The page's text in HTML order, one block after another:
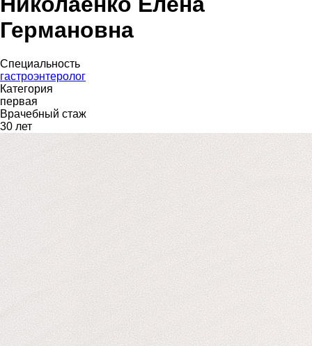
Германовна
Специальность
гастроэнтеролог
Категория
первая
Врачебный стаж
30 лет